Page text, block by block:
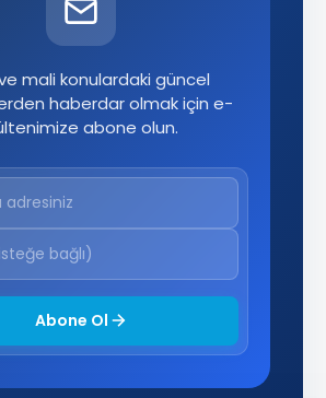
mali konulardaki güncel
haberdar olmak için e-
abone olun.
Abone Ol